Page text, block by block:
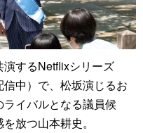
するNetflixシリーズ
信中）で、松坂演じるお
イバルとなる議員候
放つ山本耕史。